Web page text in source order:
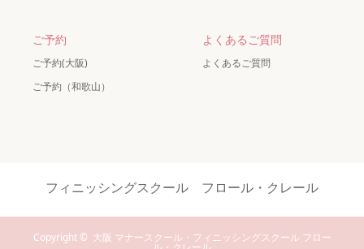
ご予約
ご予約(大阪)
ご予約（和歌山）
よくあるご質問
よくあるご質問
フィニッシングスクール フロール・クレール
Copyright © 大阪 マナースクール・フィニッシングスクール フロー